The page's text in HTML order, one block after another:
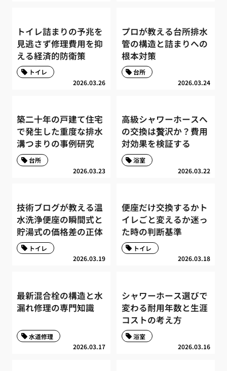
トイレ詰まりの予兆を
見逃さず修理費用を抑
える経済的防衛策
2026.03.26
トイレ
プロが教える台所排水
管の構造と詰まりへの
根本対策
2026.03.24
台所
築二十年の戸建て住宅
で発生した重度な排水
溝つまりの事例研究
2026.03.23
台所
高級シャワーホースへ
の交換は贅沢か？費用
対効果を検証する
2026.03.22
浴室
技術ブログが教える温
水洗浄便座の瞬間式と
貯湯式の価格差の正体
2026.03.19
トイレ
便座だけ交換するかト
イレごと変えるか迷っ
た時の判断基準
2026.03.18
トイレ
最新混合栓の構造と水
漏れ修理の専門知識
2026.03.17
水道修理
シャワーホース選びで
変わる耐用年数と生涯
コストの考え方
2026.03.16
浴室